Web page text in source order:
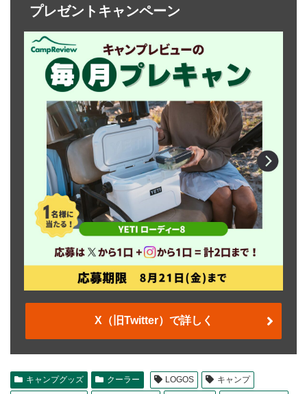
プレゼントキャンペーン
X（旧Twitter）で詳しく
キャンプグッズ クーラー LOGOS キャンプ